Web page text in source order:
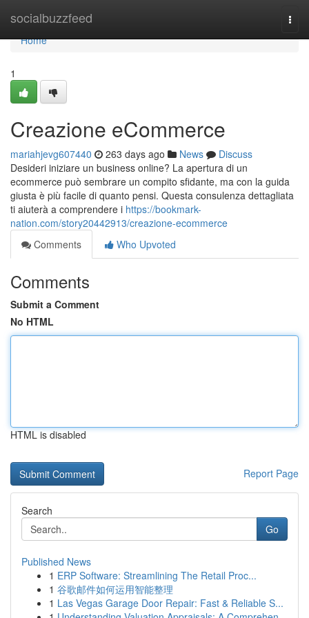
socialbuzzfeed
Home
Home
1
Creazione eCommerce
mariahjevg607440 263 days ago News
Discuss
Desideri iniziare un business online? La apertura di un
ecommerce può sembrare un compito sfidante, ma con la guida
giusta è più facile di quanto pensi. Questa consulenza dettagliata
ti aiuterà a comprendere i https://bookmark-
nation.com/story20442913/creazione-ecommerce
Comments
Who Upvoted
Comments
Submit a Comment
No HTML
HTML is disabled
Report Page
Search
Go
Published News
1 ERP Software: Streamlining The Retail Proc...
1 谷歌邮件如何运用智能整理
1 Las Vegas Garage Door Repair: Fast & Reliable S...